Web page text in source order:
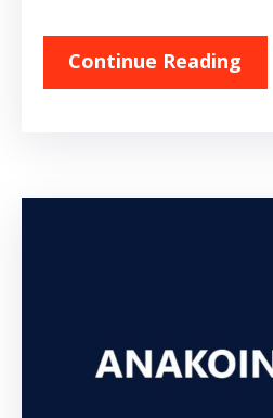
Continue Reading